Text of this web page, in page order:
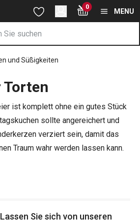
Kerzen für Torten Seite
Hauptinhalt springen
Suche springen
Navigation springen 0
MENU
und Süßigkeiten
Torten
ist komplett ohne ein gutes Stück
sollte angereichert und
verziert sein, damit das
Traum wahr werden lassen kann.
selbstgebackenen
ihn im Kühlschrank aufbewahren
Sie sich von unseren